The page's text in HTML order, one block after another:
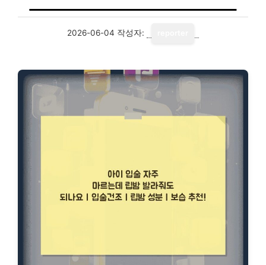
2026-06-04 작성자: